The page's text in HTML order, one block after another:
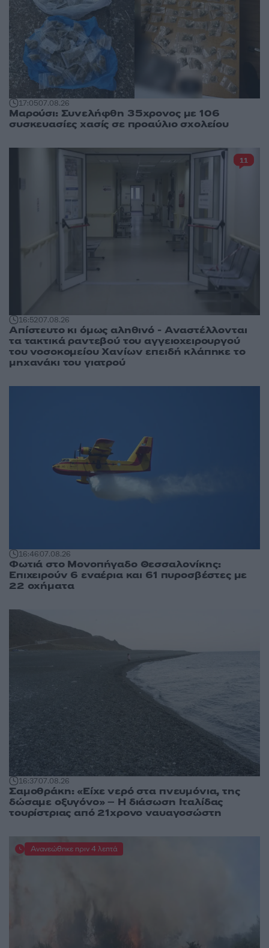
17:0507.08.26
Μαρούσι: Συνελήφθη 35χρονος με 106
συσκευασίες χασίς σε προαύλιο σχολείου
16:5207.08.26
Απίστευτο κι όμως αληθινό - Aναστέλλονται
τα τακτικά ραντεβού του αγγειοχειρουργού
του νοσοκομείου Χανίων επειδή κλάπηκε το
μηχανάκι του γιατρού
11
16:4607.08.26
Φωτιά στο Μονοπήγαδο Θεσσαλονίκης:
Επιχειρούν 6 εναέρια και 61 πυροσβέστες με
22 οχήματα
16:3707.08.26
Σαμοθράκη: «Είχε νερό στα πνευμόνια, της
δώσαμε οξυγόνο» – Η διάσωση Ιταλίδας
τουρίστριας από 21χρονο ναυαγοσώστη
Ανανεώθηκε πριν 4 λεπτά